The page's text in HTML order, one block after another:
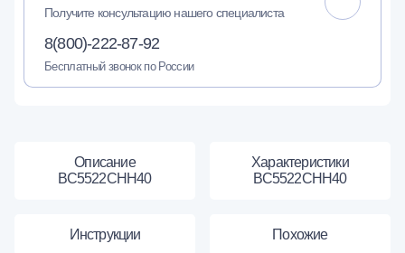
Получите консультацию нашего специалиста
8(800)-222-87-92
Бесплатный звонок по России
Описание
ВС5522СНН40
Характеристики
ВС5522СНН40
Инструкции Похожие